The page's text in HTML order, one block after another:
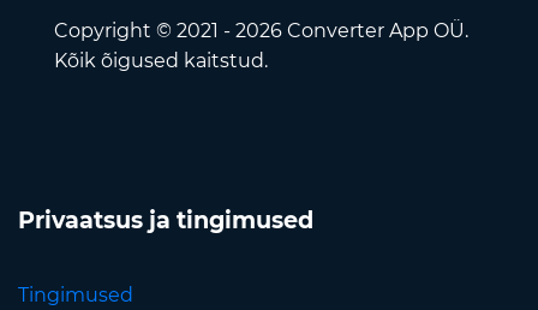
Copyright © 2021 - 2026 Converter App OÜ.
Kõik õigused kaitstud.
Privaatsus ja tingimused
Tingimused